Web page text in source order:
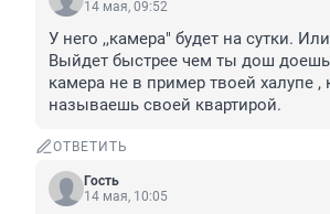
14 мая, 09:52
У него ,,камера" будет на сутки.
Выйдет быстрее чем ты дош
камера не в пример твоей халупе ,
называешь своей квартирой.
ОТВЕТИТЬ
Гость
14 мая, 10:05